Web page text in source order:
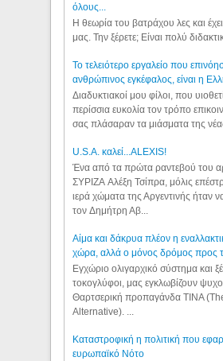
όλους...
Η θεωρία του βατράχου λες και έχει
μας. Την ξέρετε; Είναι πολύ
Το τελειότερο εργαλείο που
ανθρώπινος εγκέφαλος, είναι η
Διαδυκτιακοί μου φίλοι, που
περίσσια ευκολία τον τρόπο
σας πλάσαραν τα μιάσματα της
U.S.A. καλεί...ALEXIS!
Ένα από τα πρώτα ραντεβού του
ΣΥΡΙΖΑ Αλέξη Τσίπρα, μόλις
ιερά χώματα της Αργεντινής ήταν
τον Δημήτρη Αβ...
Αίμα και δάκρυα πλέον η
χώρα, αλλά ο μόνος δρόμος προς
Εγχώριο ολιγαρχικό σύστημα και
τοκογλύφοι, μας εγκλωβίζουν
Θαρτσερική προπαγάνδα TINA
Alternative). ...
Καταστροφική η πολιτική που
ευρωπαϊκό Νότο